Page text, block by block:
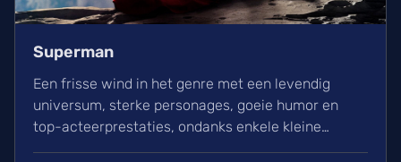
Superman
Een frisse wind in het genre met een levendig
universum, sterke personages, goeie humor en
top-acteerprestaties, ondanks enkele kleine